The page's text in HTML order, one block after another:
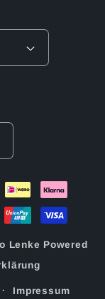
Lenke Powered
Impressum